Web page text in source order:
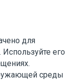
для
его
среды